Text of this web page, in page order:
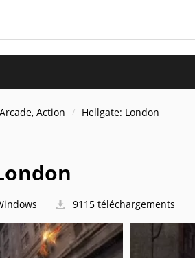
Arcade, Action Hellgate: London
9115 téléchargements